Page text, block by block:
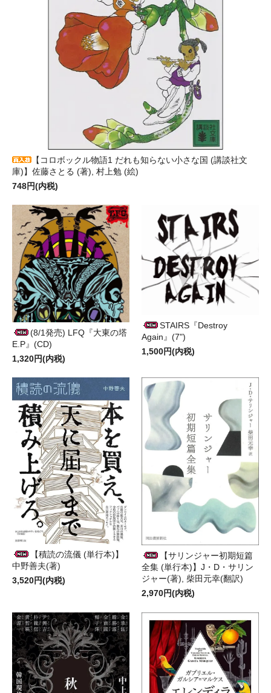
【コロボックル物語1 だれも知らない小さな国 (講談社文
庫)】佐藤さとる (著), 村上勉 (絵)
748円(内税)
(8/1発売) LFQ『大東の塔
E.P』(CD)
1,320円(内税)
STAIRS『Destroy
Again』(7")
1,500円(内税)
【積読の流儀 (単行本)】
中野善夫(著)
3,520円(内税)
【サリンジャー初期短篇
全集 (単行本)】J・D・サリン
ジャー(著), 柴田元幸(翻訳)
2,970円(内税)